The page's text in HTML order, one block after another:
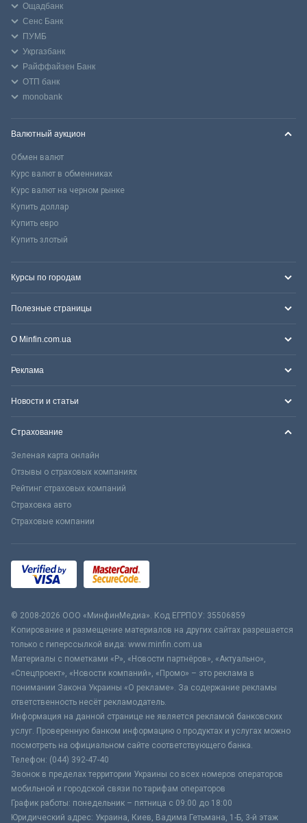
Ощадбанк
Сенс Банк
ПУМБ
Укргазбанк
Райффайзен Банк
ОТП банк
monobank
Валютный аукцион
Обмен валют
Курс валют в обменниках
Курс валют на черном рынке
Купить доллар
Купить евро
Купить злотый
Курсы по городам
Полезные страницы
О Minfin.com.ua
Реклама
Новости и статьи
Страхование
Зеленая карта онлайн
Отзывы о страховых компаниях
Рейтинг страховых компаний
Страховка авто
Страховые компании
© 2008-2026 ООО «МинфинМедиа». Код ЕГРПОУ: 35506859
Копирование и размещение материалов на других сайтах разрешается
только с гиперссылкой вида: www.minfin.com.ua
Материалы с пометками «Р», «Новости партнёров», «Актуально»,
«Спецпроект», «Новости компаний», «Промо» – это реклама в
понимании Закона Украины «О рекламе». За содержание рекламы
ответственность несёт рекламодатель.
Информация на данной странице не является рекламой банковских
услуг. Проверенную банком информацию о продуктах и услугах можно
посмотреть на официальном сайте соответствующего банка.
Телефон: (044) 392-47-40
Звонок в пределах территории Украины со всех номеров операторов
мобильной и городской связи по тарифам операторов
График работы: понедельник – пятница с 09:00 до 18:00
Юридический адрес: Украина, Киев, Вадима Гетьмана, 1-Б, 3-й этаж